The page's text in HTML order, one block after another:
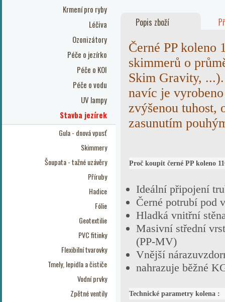
Krmení pro ryby
Léčiva
Ozonizátory
Péče o jezírko
Péče o KOI
Péče o vodu
UV lampy
Stavba jezírek
Gula - dnová vpusť
Skimmery
Šoupata - tažné uzávěry
Příruby
Hadice
Fólie
Geotextilie
PVC fitinky
Flexibilní tvarovky
Tmely, lepidla a čističe
Vodní prvky
Zpětné ventily
Popis zboží
Černé PP koleno
skimmerů o
Skim Gravity,
navíc je
zvýšenou tuhost,
zasunutím
Proč koupit černé PP koleno
Ideální připojení
Černé potrubí pod
Hladká vnitřní
Masivní střední
(PP-MV)
Vnější
nahrazuje běžné
Technické parametry kolena :